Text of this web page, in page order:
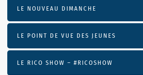
LE NOUVEAU DIMANCHE
LE POINT DE VUE DES JEUNES
LE RICO SHOW – #RICOSHOW